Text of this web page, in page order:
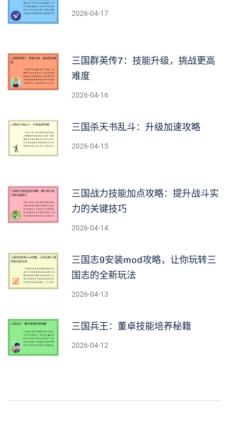
2026-04-17
三国群英传7：技能升级，挑战更高
难度
2026-04-16
三国杀天书乱斗：升级加速攻略
2026-04-15
三国战力技能加点攻略：提升战斗实
力的关键技巧
2026-04-14
三国志9安装mod攻略，让你玩转三
国志的全新玩法
2026-04-13
三国兵王：董卓技能培养秘籍
2026-04-12